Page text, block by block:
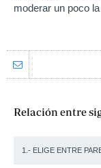
moderar un poco
Relación entre
1.- ELIGE ENTRE